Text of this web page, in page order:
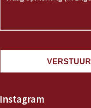
VERSTUUR
Instagram